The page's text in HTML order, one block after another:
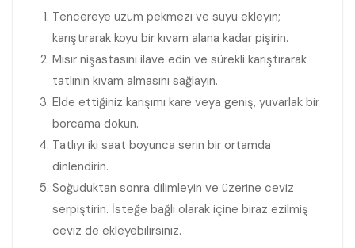
Tencereye üzüm pekmezi ve suyu ekleyin;
karıştırarak koyu bir kıvam alana kadar pişirin.
Mısır nişastasını ilave edin ve sürekli karıştırarak
tatlının kıvam almasını sağlayın.
Elde ettiğiniz karışımı kare veya geniş, yuvarlak bir
borcama dökün.
Tatlıyı iki saat boyunca serin bir ortamda
dinlendirin.
Soğuduktan sonra dilimleyin ve üzerine ceviz
serpiştirin. İsteğe bağlı olarak içine biraz ezilmiş
ceviz de ekleyebilirsiniz.